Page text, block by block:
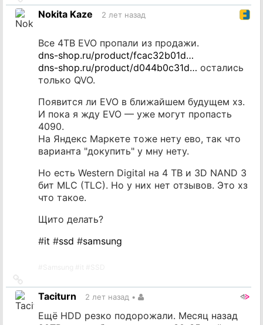
на
источник
Nokita Kaze 2 лет назад
Все 4TB EVO пропали из продажи.
dns-shop.ru/product/fcac32b01d…
dns-shop.ru/product/d044b0c31d… остались
только QVO.
Появится ли EVO в ближайшем будущем хз.
И пока я жду EVO — уже могут пропасть
4090.
На Яндекс Маркете тоже нету ево, так что
варианта "докупить" у мну нету.
Но есть Western Digital на 4 TB и 3D NAND 3
бит MLC (TLC). Но у них нет отзывов. Это хз
что такое.
Щито делать?
#it #ssd #samsung
на
источник
Taciturn 2 лет назад •
Ещё HDD резко подорожали. Месяц назад